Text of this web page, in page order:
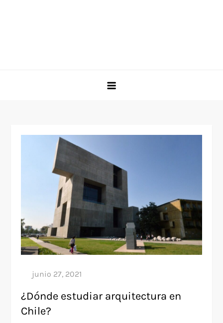
¿Dónde estudiar arquitectura en
Chile?